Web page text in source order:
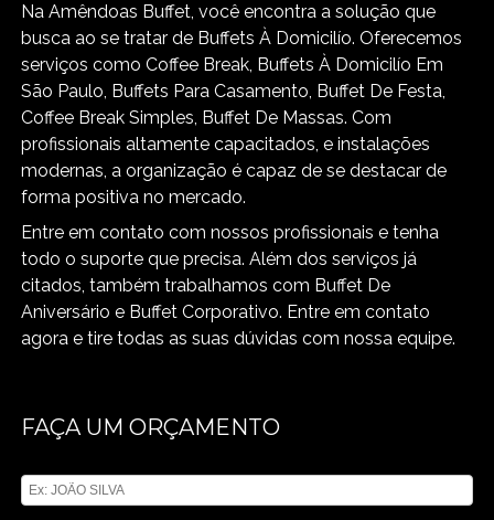
Na Amêndoas Buffet, você encontra a solução que
busca ao se tratar de Buffets À Domicilío. Oferecemos
serviços como Coffee Break, Buffets À Domicilío Em
São Paulo, Buffets Para Casamento, Buffet De Festa,
Coffee Break Simples, Buffet De Massas. Com
profissionais altamente capacitados, e instalações
modernas, a organização é capaz de se destacar de
forma positiva no mercado.
Entre em contato com nossos profissionais e tenha
todo o suporte que precisa. Além dos serviços já
citados, também trabalhamos com Buffet De
Aniversário e Buffet Corporativo. Entre em contato
agora e tire todas as suas dúvidas com nossa equipe.
FAÇA UM ORÇAMENTO